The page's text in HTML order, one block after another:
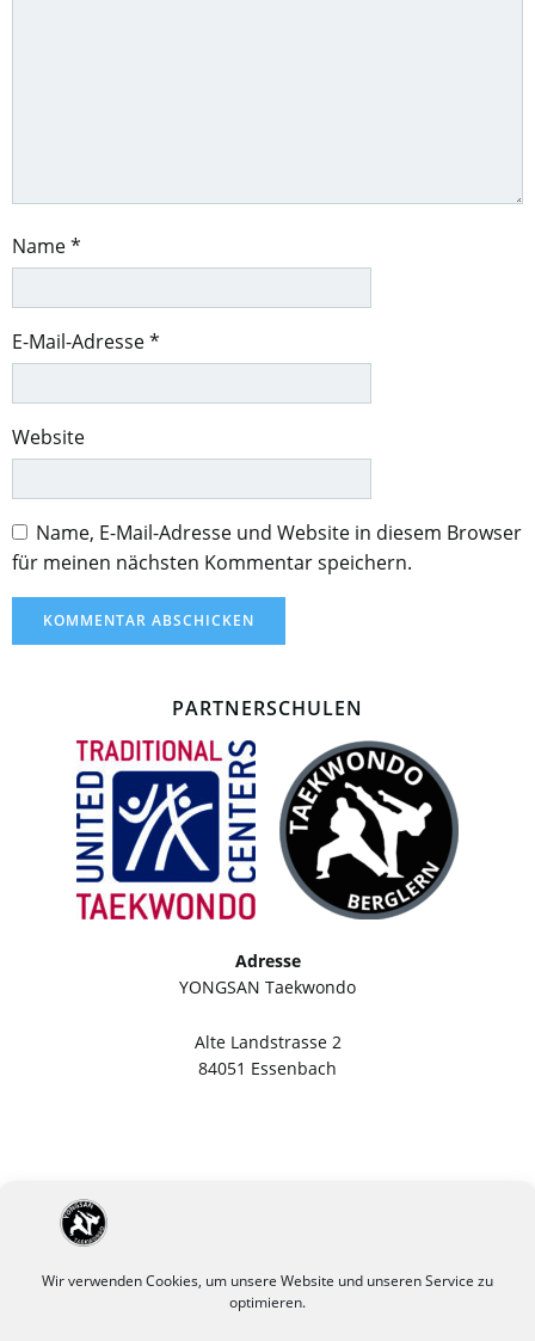
Wir verwenden Cookies, um unsere Website und unseren Service zu
optimieren.
Name*
E-Mail-Adresse*
Website
Name, E-Mail-Adresse und Website in diesem Browser
für meinen nächsten Kommentar speichern.
PARTNERSCHULEN
Adresse
YONGSAN Taekwondo
Alte Landstrasse 2
84051 Essenbach